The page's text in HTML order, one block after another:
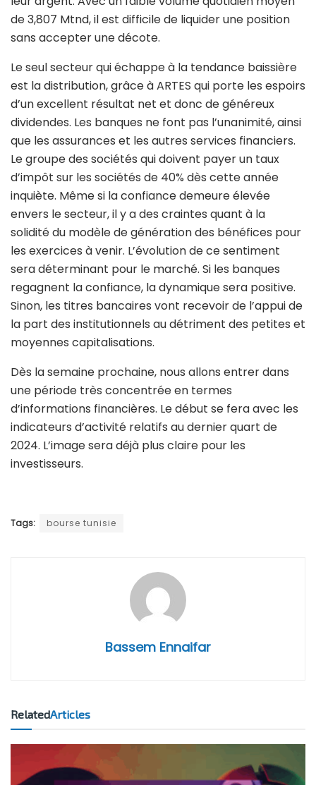
de 3,807 Mtnd, il est difficile de liquider une position
sans accepter une décote.
Le seul secteur qui échappe à la tendance baissière
est la distribution, grâce à ARTES qui porte les espoirs
d’un excellent résultat net et donc de généreux
dividendes. Les banques ne font pas l’unanimité, ainsi
que les assurances et les autres services financiers.
Le groupe des sociétés qui doivent payer un taux
d’impôt sur les sociétés de 40% dès cette année
inquiète. Même si la confiance demeure élevée
envers le secteur, il y a des craintes quant à la
solidité du modèle de génération des bénéfices pour
les exercices à venir. L’évolution de ce sentiment
sera déterminant pour le marché. Si les banques
regagnent la confiance, la dynamique sera positive.
Sinon, les titres bancaires vont recevoir de l’appui de
la part des institutionnels au détriment des petites et
moyennes capitalisations.
Dès la semaine prochaine, nous allons entrer dans
une période très concentrée en termes
d’informations financières. Le début se fera avec les
indicateurs d’activité relatifs au dernier quart de
2024. L’image sera déjà plus claire pour les
investisseurs.
Tags: bourse tunisie
Bassem Ennaifar
RelatedArticles